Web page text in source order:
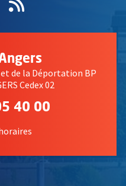
de la Déportation BP
Cedex 02
40 00